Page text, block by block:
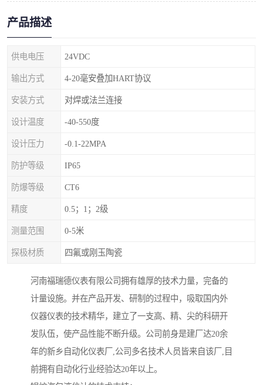
产品描述
供电电压 24VDC
输出方式 4-20毫安叠加HART协议
安装方式 对焊或法兰连接
设计温度 -40-550度
设计压力 -0.1-22MPA
防护等级 IP65
防爆等级 CT6
精度 0.5；1；2级
测量范围 0-5米
探极材质 四氟或刚玉陶瓷
河南福瑞德仪表有限公司拥有雄厚的技术力量，完备的
计量设施。并在产品开发、研制的过程中，吸取国内外
仪器仪表的技术精华，建立了一支高、精、尖的科研开
发队伍，使产品性能不断升级。公司前身是建厂达20余
年的新乡自动化仪表厂,公司多名技术人员皆来自该厂,目
前拥有自动化行业经验达20年以上。